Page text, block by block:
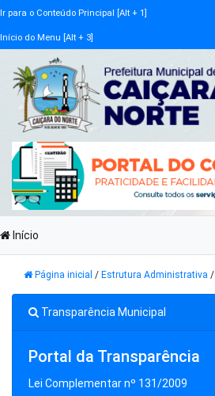
Ir para o Conteúdo Principal [Alt + 1]
Início do Menu [Alt + 3]
Início
Página inicial / Estrutura Administrativa /
Transparência Municipal
Portal da Transparência
Lei Complementar nº 131/2009